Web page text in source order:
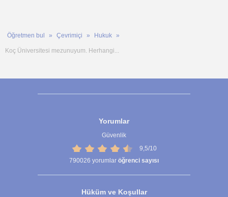
Öğretmen bul Çevrimiçi Hukuk
Koç Üniversitesi mezunuyum. Herhangi...
Yorumlar
Güvenlik
9,5/10
790026 yorumlar öğrenci sayısı
Hüküm ve Koşullar